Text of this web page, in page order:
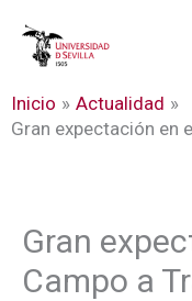
Inicio
Actualidad
Gran expectación en
Gran
Campo a